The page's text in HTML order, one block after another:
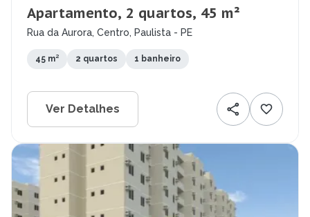
Apartamento, 2 quartos, 45 m²
Rua da Aurora, Centro, Paulista - PE
45 m² 2 quartos 1 banheiro
Ver Detalhes